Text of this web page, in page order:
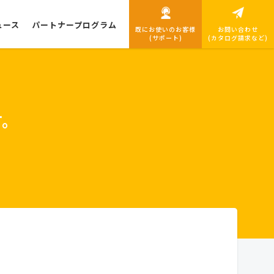
ース パートナープログラム
既にお使いのお客様
(サポート)
お問い合わせ
(カタログ請求など)